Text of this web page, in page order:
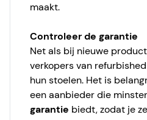
maakt.
Controleer de garantie
Net als bij nieuwe
verkopers van
hun stoelen. Het is
een aanbieder die
garantie biedt, zodat je